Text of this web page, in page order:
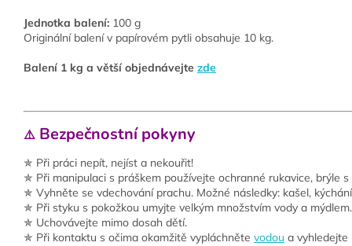
Jednotka balení: 100 g
Originální balení v papírovém pytli obsahuje 10 kg.
Balení 1 kg a větší objednávejte zde
⚠️ Bezpečnostní pokyny
✯ Při práci nepít, nejíst a nekouřit!
✯ Při manipulaci s práškem používejte ochranné rukavice, brýle
✯ Vyhněte se vdechování prachu. Možné následky: kašel,
✯ Při styku s pokožkou umyjte velkým množstvím vody a mýdlem.
✯ Uchovávejte mimo dosah dětí.
✯ Při kontaktu s očima okamžitě vypláchněte vodou a vyhledejte